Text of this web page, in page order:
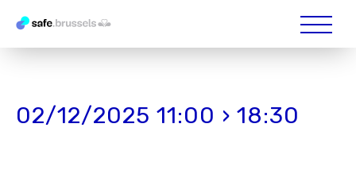
02/12/2025 11:00 › 18:30